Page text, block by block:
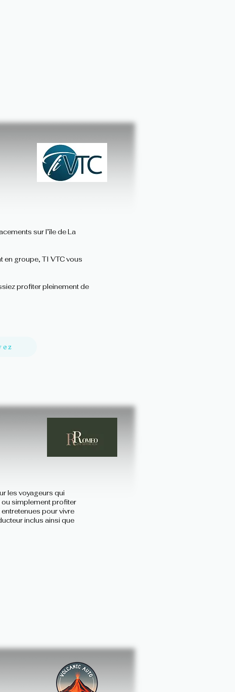
sur l’île de La
en groupe, TI VTC vous
profiter pleinement de
les voyageurs qui
ou simplement profiter
pour vivre
inclus ainsi que